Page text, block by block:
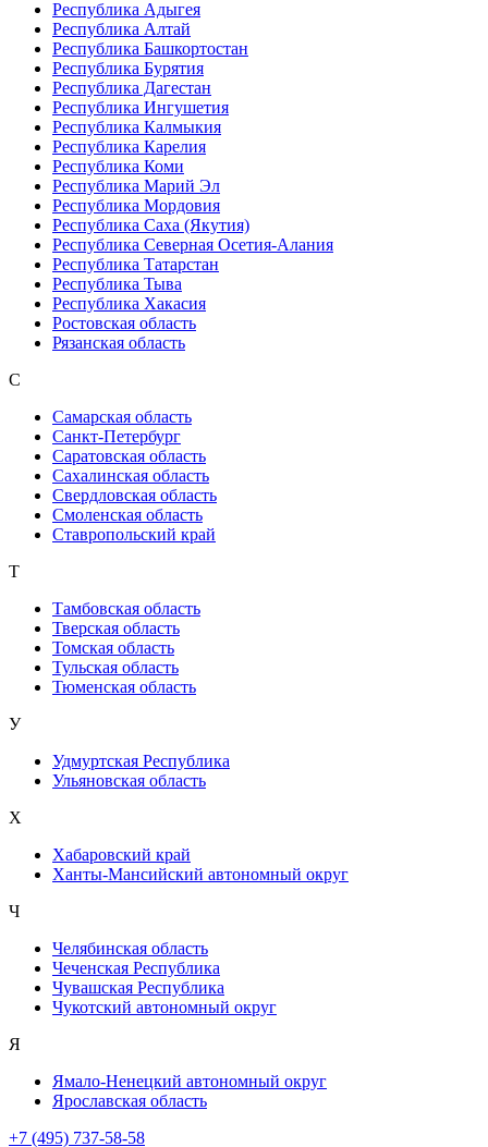
Республика Адыгея
Республика Алтай
Республика Башкортостан
Республика Бурятия
Республика Дагестан
Республика Ингушетия
Республика Калмыкия
Республика Карелия
Республика Коми
Республика Марий Эл
Республика Мордовия
Республика Саха (Якутия)
Республика Северная Осетия-Алания
Республика Татарстан
Республика Тыва
Республика Хакасия
Ростовская область
Рязанская область
С
Самарская область
Санкт-Петербург
Саратовская область
Сахалинская область
Свердловская область
Смоленская область
Ставропольский край
Т
Тамбовская область
Тверская область
Томская область
Тульская область
Тюменская область
У
Удмуртская Республика
Ульяновская область
Х
Хабаровский край
Ханты-Мансийский автономный округ
Ч
Челябинская область
Чеченская Республика
Чувашская Республика
Чукотский автономный округ
Я
Ямало-Ненецкий автономный округ
Ярославская область
+7 (495) 737-58-58